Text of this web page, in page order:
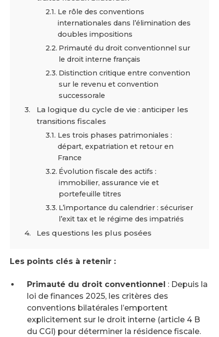
Le rôle des conventions
internationales dans l’élimination des
doubles impositions
Primauté du droit conventionnel sur
le droit interne français
Distinction critique entre convention
sur le revenu et convention
successorale
La logique du cycle de vie : anticiper les
transitions fiscales
Les trois phases patrimoniales :
départ, expatriation et retour en
France
Évolution fiscale des actifs :
immobilier, assurance vie et
portefeuille titres
L’importance du calendrier : sécuriser
l’exit tax et le régime des impatriés
Les questions les plus posées
Les points clés à retenir :
Primauté du droit conventionnel : Depuis la
loi de finances 2025, les critères des
conventions bilatérales l’emportent
explicitement sur le droit interne (article 4 B
du CGI) pour déterminer la résidence fiscale.